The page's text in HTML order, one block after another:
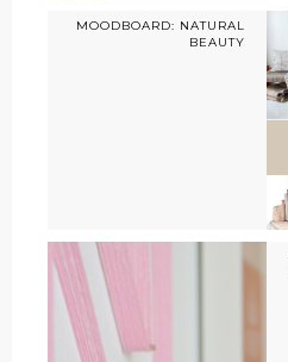
MOODBOARD: NATURAL
BEAUTY